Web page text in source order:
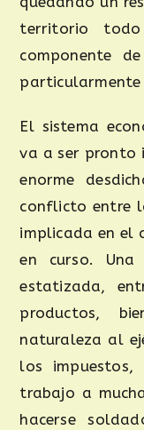
territorio
componente
particularmente
El sistema
va a ser pronto
enorme
conflicto entre
implicada en el
en curso. Una
estatizada,
productos,
naturaleza al
los
trabajo a
hacerse